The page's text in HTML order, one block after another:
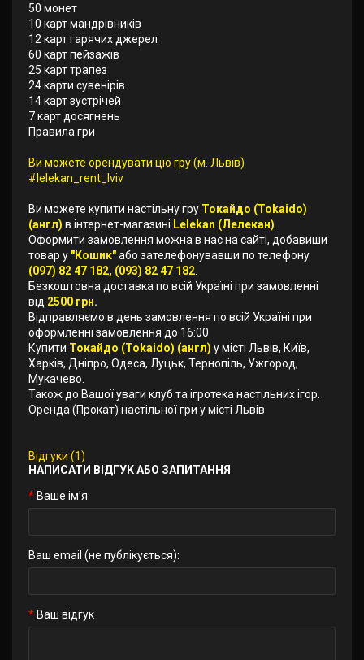
50 монет
10 карт мандрівників
12 карт гарячих джерел
60 карт пейзажів
25 карт трапез
24 карти сувенірів
14 карт зустрічей
7 карт досягнень
Правила гри
Ви можете орендувати цю гру (м. Львів)
#lelekan_rent_lviv
Ви можете купити настільну гру Токайдо (Tokaido)
(англ) в інтернет-магазині Lelekan (Лелекан)
Оформити замовлення можна в нас на сайті, добавиши
товар у "Кошик"або зателефонувавши по телефону
(097) 82 47 182, (093) 82 47 182
Безкоштовна доставка по всій Україні при замовленні
від 2500 грн.
Відправляємо в день замовлення по всій Україні при
оформленні замовлення до 16:00
Купити Токайдо (Tokaido) (англ) у місті Львів, Київ,
Харків, Дніпро, Одеса, Луцьк, Тернопіль, Ужгород,
Мукачево.
Також до Вашої уваги клуб та ігротека настільних ігор.
Оренда (Прокат) настільної гри у місті Львів
Відгуки (1)
НАПИСАТИ ВІДГУК АБО ЗАПИТАННЯ
Ваше ім’я:
Ваш email (не публікується):
Ваш відгук